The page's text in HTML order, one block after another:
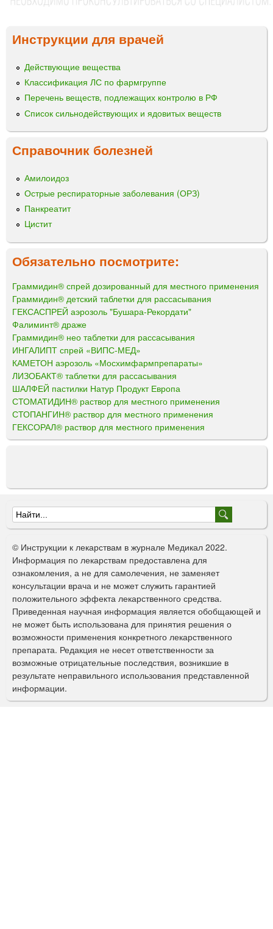
Инструкции для врачей
Действующие вещества
Классификация ЛС по фармгруппе
Перечень веществ, подлежащих контролю в РФ
Список сильнодействующих и ядовитых веществ
Справочник болезней
Амилоидоз
Острые респираторные заболевания (ОРЗ)
Панкреатит
Цистит
Обязательно посмотрите:
Граммидин® спрей дозированный для местного применения
Граммидин® детский таблетки для рассасывания
ГЕКСАСПРЕЙ аэрозоль "Бушара-Рекордати"
Фалиминт® драже
Граммидин® нео таблетки для рассасывания
ИНГАЛИПТ спрей «ВИПС-МЕД»
КАМЕТОН аэрозоль «Мосхимфармпрепараты»
ЛИЗОБАКТ® таблетки для рассасывания
ШАЛФЕЙ пастилки Натур Продукт Европа
СТОМАТИДИН® раствор для местного применения
СТОПАНГИН® раствор для местного применения
ГЕКСОРАЛ® раствор для местного применения
Ф
о
р
м
а
п
о
и
с
к
© Инструкции к лекарствам в журнале Медикал 2022.
Информация по лекарствам предоставлена для
ознакомления, а не для самолечения, не заменяет
консультации врача и не может служить гарантией
положительного эффекта лекарственного средства.
Приведенная научная информация является обобщающей и
не может быть использована для принятия решения о
возможности применения конкретного лекарственного
препарата. Редакция не несет ответственности за
возможные отрицательные последствия, возникшие в
результате неправильного использования представленной
информации.